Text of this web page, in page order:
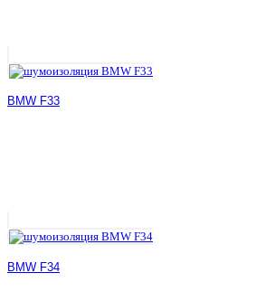
BMW F33
BMW F34